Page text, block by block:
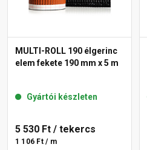
MULTI-ROLL 190 élgerinc
elem fekete 190 mm x 5 m
Gyártói készleten
5 530 Ft / tekercs
1 106 Ft / m